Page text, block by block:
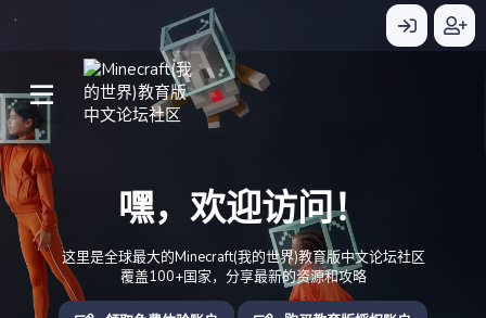
嘿，欢迎访问！
这里是全球最大的Minecraft(我的世界)教育版中文论坛社区
覆盖100+国家，分享最新的资源和攻略